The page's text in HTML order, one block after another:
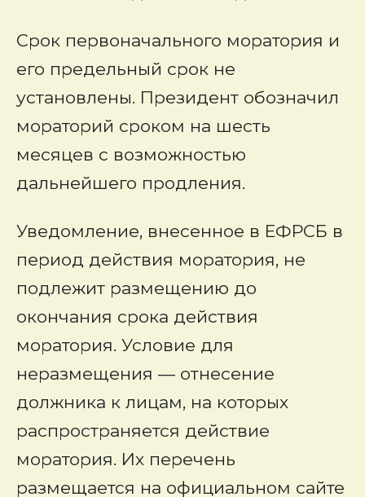
Срок первоначального моратория и
его предельный срок не
установлены. Президент обозначил
мораторий сроком на шесть
месяцев с возможностью
дальнейшего продления.
Уведомление, внесенное в ЕФРСБ в
период действия моратория, не
подлежит размещению до
окончания срока действия
моратория. Условие для
неразмещения — отнесение
должника к лицам, на которых
распространяется действие
моратория. Их перечень
размещается на официальном сайте